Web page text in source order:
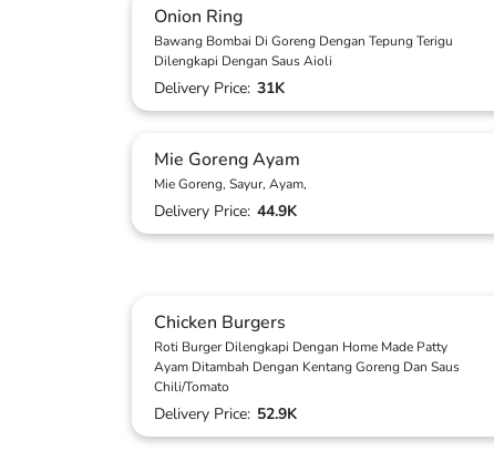
Onion Ring
Bawang Bombai Di Goreng Dengan Tepung Terigu
Dilengkapi Dengan Saus Aioli
Delivery Price: 31K
Mie Goreng Ayam
Mie Goreng, Sayur, Ayam,
Delivery Price: 44.9K
Chicken Burgers
Roti Burger Dilengkapi Dengan Home Made Patty
Ayam Ditambah Dengan Kentang Goreng Dan Saus
Chili/Tomato
Delivery Price: 52.9K